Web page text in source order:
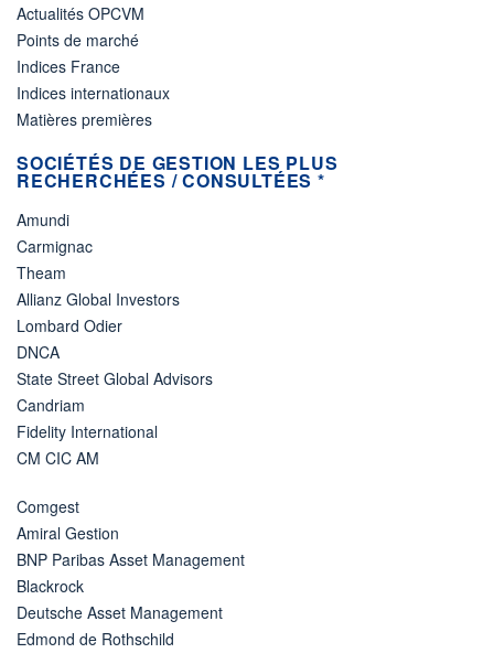
Actualités OPCVM
Points de marché
Indices France
Indices internationaux
Matières premières
SOCIÉTÉS DE GESTION LES PLUS
RECHERCHÉES / CONSULTÉES *
Amundi
Carmignac
Theam
Allianz Global Investors
Lombard Odier
DNCA
State Street Global Advisors
Candriam
Fidelity International
CM CIC AM
Comgest
Amiral Gestion
BNP Paribas Asset Management
Blackrock
Deutsche Asset Management
Edmond de Rothschild